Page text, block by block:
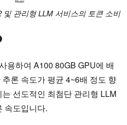
및 관리형 LLM 서비스의 토큰 소비
용하여 A100 80GB GPU에 배
론 속도가 평균 4~6배 정도 향
선도적인 최첨단 관리형 LLM
속도입니다.